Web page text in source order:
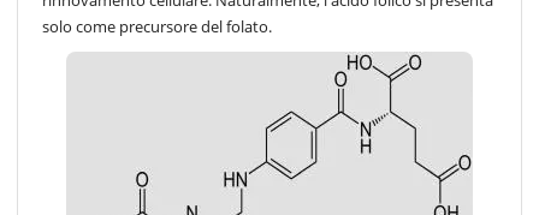
solo come precursore del folato.